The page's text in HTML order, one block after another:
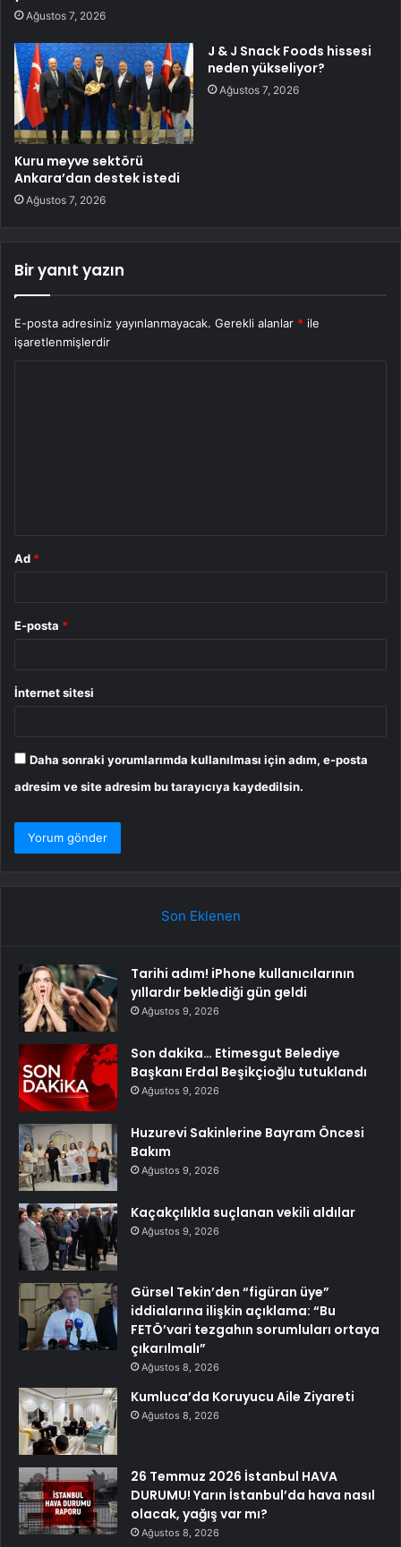
Ağustos 7, 2026
Kuru meyve sektörü
Ankara’dan destek istedi
Ağustos 7, 2026
J & J Snack Foods hissesi
neden yükseliyor?
Ağustos 7, 2026
Bir yanıt yazın
E-posta adresiniz yayınlanmayacak. Gerekli alanlar * ile
işaretlenmişlerdir
Ad *
E-posta *
İnternet sitesi
Daha sonraki yorumlarımda kullanılması için adım, e-posta
adresim ve site adresim bu tarayıcıya kaydedilsin.
Son Eklenen
Tarihi adım! iPhone kullanıcılarının
yıllardır beklediği gün geldi
Ağustos 9, 2026
Son dakika… Etimesgut Belediye
Başkanı Erdal Beşikçioğlu tutuklandı
Ağustos 9, 2026
Huzurevi Sakinlerine Bayram Öncesi
Bakım
Ağustos 9, 2026
Kaçakçılıkla suçlanan vekili aldılar
Ağustos 9, 2026
Gürsel Tekin’den “figüran üye”
iddialarına ilişkin açıklama: “Bu
FETÖ’vari tezgahın sorumluları ortaya
çıkarılmalı”
Ağustos 8, 2026
Kumluca’da Koruyucu Aile Ziyareti
Ağustos 8, 2026
26 Temmuz 2026 İstanbul HAVA
DURUMU! Yarın İstanbul’da hava nasıl
olacak, yağış var mı?
Ağustos 8, 2026